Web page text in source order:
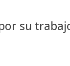
por su